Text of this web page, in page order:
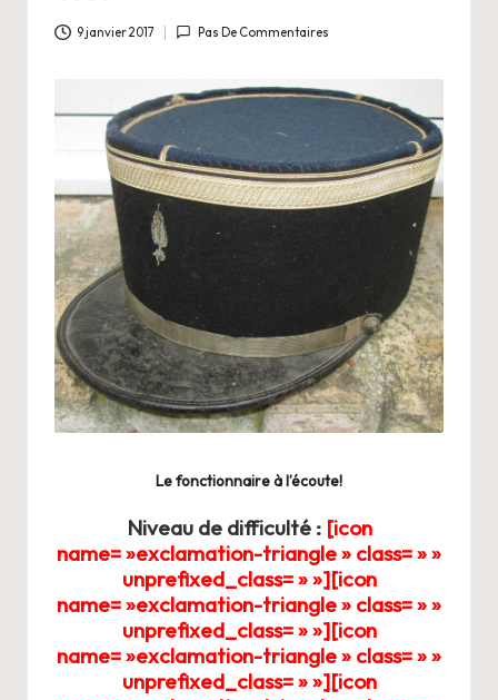
n
e
s
a
V
ie
9 janvier 2017 Pas De Commentaires
Le fonctionnaire à l’écoute!
Niveau de difficulté : [icon
name= »exclamation-triangle » class= » »
unprefixed_class= » »][icon
name= »exclamation-triangle » class= » »
unprefixed_class= » »][icon
name= »exclamation-triangle » class= » »
unprefixed_class= » »][icon